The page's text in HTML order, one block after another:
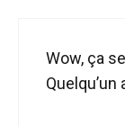
Wow, ça